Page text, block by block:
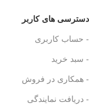
دسترسی های کاربر
- حساب کاربری
- سبد خرید
- همکاری در فروش
- دریافت نمایندگی